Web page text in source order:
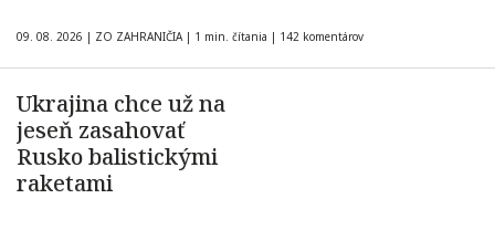
09. 08. 2026 | ZO ZAHRANIČIA | 1 min. čítania | 142 komentárov
Ukrajina chce už na
jeseň zasahovať
Rusko balistickými
raketami